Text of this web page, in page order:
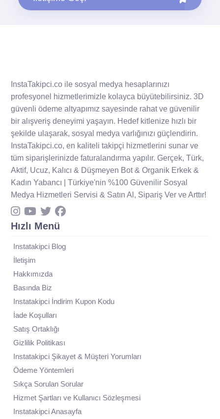
InstaTakipci.co ile sosyal medya hesaplarınızı
profesyonel hizmetlerimizle kolayca büyütebilirsiniz. 3D
güvenli ödeme altyapımız sayesinde rahat ve güvenilir
bir alışveriş deneyimi yaşayın. Hedef kitlenize hızlı bir
şekilde ulaşarak, sosyal medya varlığınızı güçlendirin.
InstaTakipci.co, en kaliteli takipçi hizmetlerini sunar ve
tüm siparişlerinizde faturalandırma yapılır. Gerçek, Türk,
Aktif, Ucuz, Kalıcı & Düşmeyen Bot & Organik Erkek &
Kadın Yabancı | Türkiye'nin %100 Güvenilir Sosyal
Medya Hizmetleri Servisi & Satın Al, Sipariş Ver ve Arttır!
Hızlı Menü
Instatakipci Blog
İletişim
Hakkımızda
Basında Biz
Instatakipci İndirim Kupon Kodu
İade Koşulları
Satış Ortaklığı
Gizlilik Politikası
Instatakipci Şikayet & Müşteri Yorumları
Ödeme Yöntemleri
Sıkça Sorulan Sorular
Hizmet Şartları ve Kullanıcı Sözleşmesi
Instatakipci Anasayfa